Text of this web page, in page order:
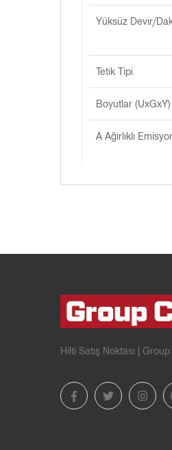
Yüksüz Devir/
Tetik Tipi
Boyutlar (UxGxY)
A Ağırlıklı
Hilti Satış Noktası |